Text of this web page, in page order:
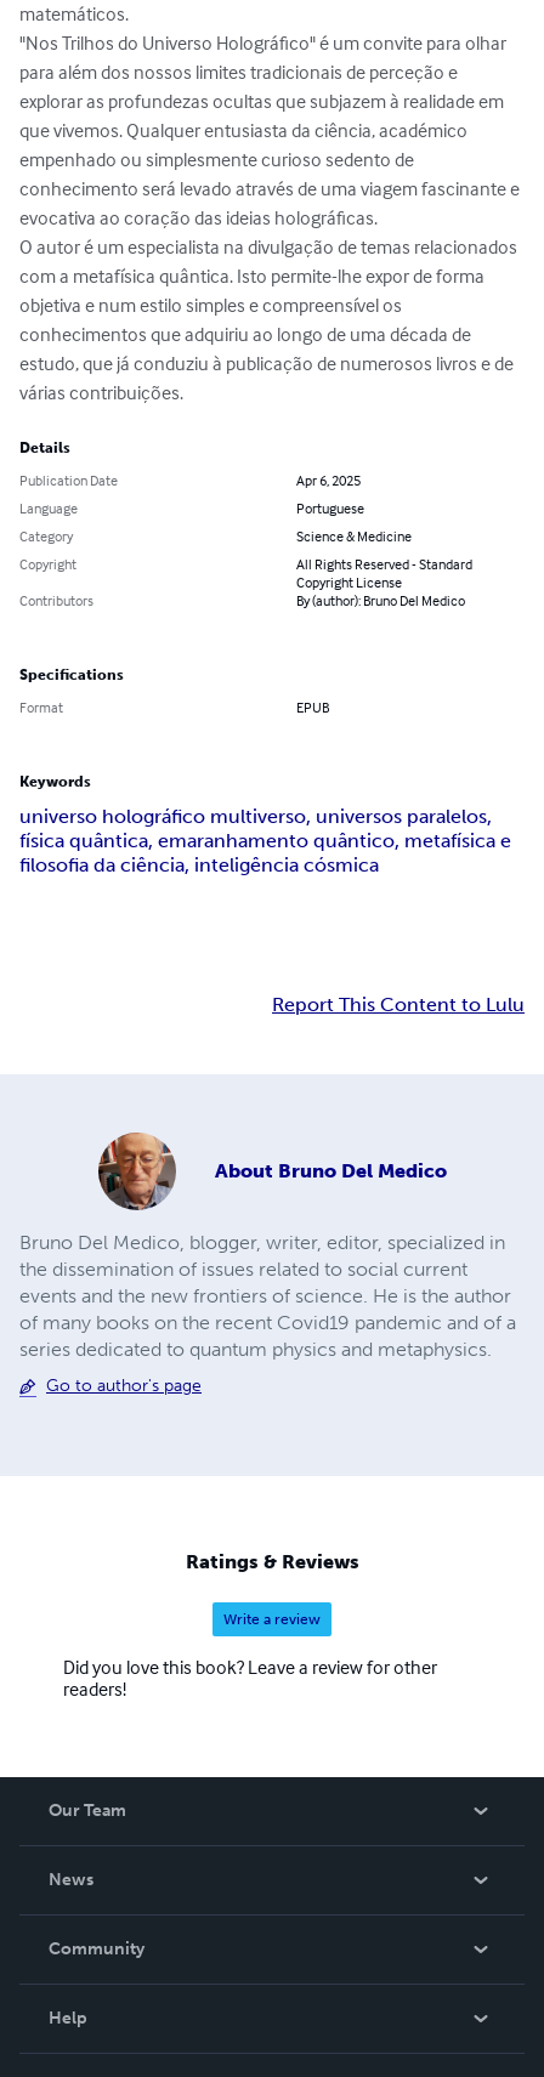
matemáticos.
"Nos Trilhos do Universo Holográfico" é um convite para olhar
para além dos nossos limites tradicionais de perceção e
explorar as profundezas ocultas que subjazem à realidade em
que vivemos. Qualquer entusiasta da ciência, académico
empenhado ou simplesmente curioso sedento de
conhecimento será levado através de uma viagem fascinante e
evocativa ao coração das ideias holográficas.
O autor é um especialista na divulgação de temas relacionados
com a metafísica quântica. Isto permite-lhe expor de forma
objetiva e num estilo simples e compreensível os
conhecimentos que adquiriu ao longo de uma década de
estudo, que já conduziu à publicação de numerosos livros e de
várias contribuições.
Details
Publication Date
Apr 6, 2025
Language
Portuguese
Category
Science & Medicine
Copyright
All Rights Reserved - Standard
Copyright License
Contributors
By (author): Bruno Del Medico
Specifications
Format EPUB
Keywords
universo holográfico multiverso, universos paralelos,
física quântica, emaranhamento quântico, metafísica e
filosofia da ciência, inteligência cósmica
Report This Content to Lulu
About Bruno Del Medico
Bruno Del Medico, blogger, writer, editor, specialized in
the dissemination of issues related to social current
events and the new frontiers of science. He is the author
of many books on the recent Covid19 pandemic and of a
series dedicated to quantum physics and metaphysics.
Go to author's page
Ratings & Reviews
Write a review
Did you love this book? Leave a review for other
readers!
Our Team
News
In The News
Community
Help